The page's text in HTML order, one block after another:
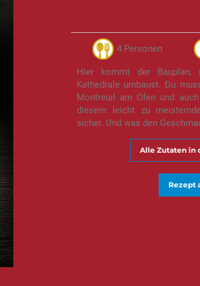
4 Personen
Hier kommt der
Kathedrale umbaust. Du
Montreuil am Ofen und
diesem leicht zu
sicher. Und was den
Alle Zutaten in
Rezept